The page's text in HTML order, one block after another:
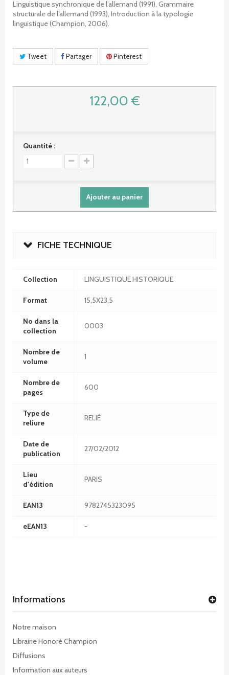
Linguistique synchronique de l’allemand (1991), Grammaire
structurale de l’allemand (1993), Introduction à la typologie
linguistique (Champion, 2006).
Tweet Partager Pinterest
122,00 €
Quantité :
Ajouter au panier
FICHE TECHNIQUE
Collection LINGUISTIQUE HISTORIQUE
Format 15,5X23,5
No dans la
collection
0003
Nombre de
volume
1
Nombre de
pages
600
Type de
reliure
RELIÉ
Date de
publication
27/02/2012
Lieu
d'édition
PARIS
EAN13 9782745323095
eEAN13 -
Informations
Notre maison
Librairie Honoré Champion
Diffusions
Information aux auteurs